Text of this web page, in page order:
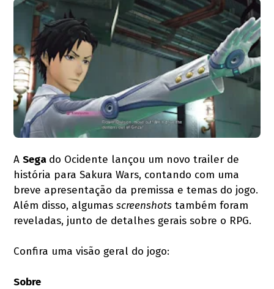
ASega do Ocidente lançou um novo trailer de
história para Sakura Wars, contando com uma
breve apresentação da premissa e temas do jogo.
Além disso, algumasscreenshots também foram
reveladas, junto de detalhes gerais sobre o RPG.
Confira uma visão geral do jogo:
Sobre